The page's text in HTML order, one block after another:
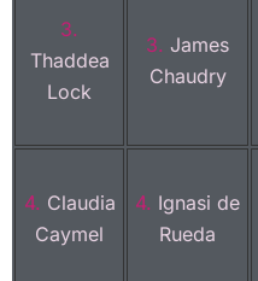
3.
Thaddea
Lock
3. James
Chaudry
4. Claudia
Caymel
4. Ignasi de
Rueda